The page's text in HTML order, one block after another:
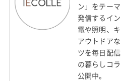
ン」をテー
発信するイ
電や照明、
アウトドア
ツを毎日配
の暮らしコ
公開中。